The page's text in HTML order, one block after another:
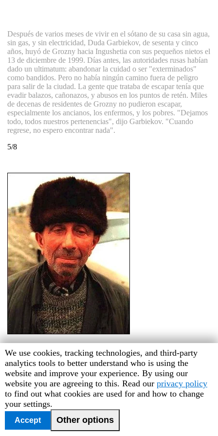
Después de varios meses de vivir en el sótano de su casa sin agua,
sin gas, y sin electricidad, Duda Garbiekov, de sesenta y cinco
años, huyó de Grozny hacia Ingushetia con sus pequeños nietos el
13 de diciembre de 1999. Días antes, las autoridades rusas habían
dado un ultimatum: abandonar la cuidad o ser "exterminados"
como bandidos. Pero no había ningún camino fuera de peligro
para salir de la ciudad. La gente que trataba de escapar tenía que
evadir balazos, cañonazos, y abusos en los puntos de retén. Miles
de decenas de residentes de Grozny no pudieron escapar,
especialmente los ancianos, los enfermos, y los pobres. "Dejamos
todo, todos nuestros pertenencias", dijo Garbiekov. "Cuando
regrese, no espero encontrar nada".
5/8
1| 2|3|4|5|6|7|8
Human
Rights
Watch
cookie
preferences
We use cookies, tracking technologies, and third-party
analytics tools to better understand who is using the
website and improve your experience. By using our
website you are agreeing to this. Read our privacy policy
to find out what cookies are used for and how to change
your settings.
Accept Other options